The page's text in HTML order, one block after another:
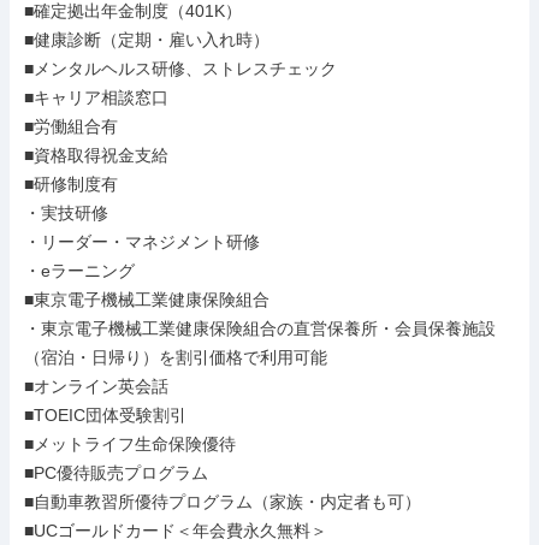
■確定拠出年金制度（401K）
■健康診断（定期・雇い入れ時）
■メンタルヘルス研修、ストレスチェック
■キャリア相談窓口
■労働組合有
■資格取得祝金支給
■研修制度有
・実技研修
・リーダー・マネジメント研修
・eラーニング
■東京電子機械工業健康保険組合
・東京電子機械工業健康保険組合の直営保養所・会員保養施設
（宿泊・日帰り）を割引価格で利用可能
■オンライン英会話
■TOEIC団体受験割引
■メットライフ生命保険優待
■PC優待販売プログラム
■自動車教習所優待プログラム（家族・内定者も可）
■UCゴールドカード＜年会費永久無料＞